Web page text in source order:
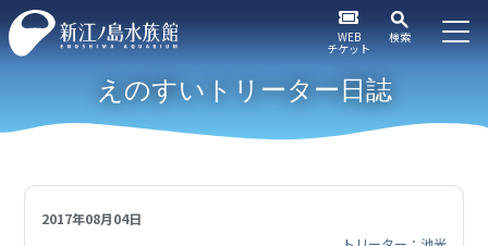
WEB
チケット
検索
えのすいトリーター日誌
2017年08月04日